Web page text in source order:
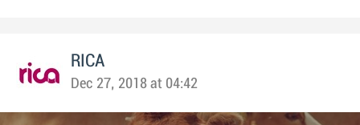
RICA
Dec 27, 2018 at 04:42